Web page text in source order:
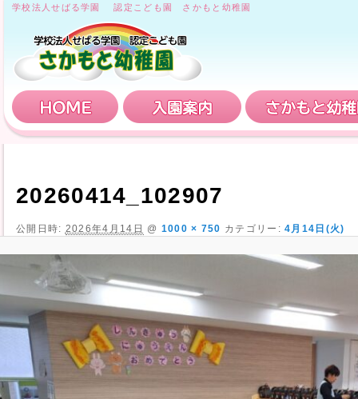
学校法人せばる学園 認定こども園 さかもと幼稚園
HOME 入園案内
20260414_102907
公開日時: 2026年4月14日 @ 1000 × 750 カテゴリー:4月14日(火)